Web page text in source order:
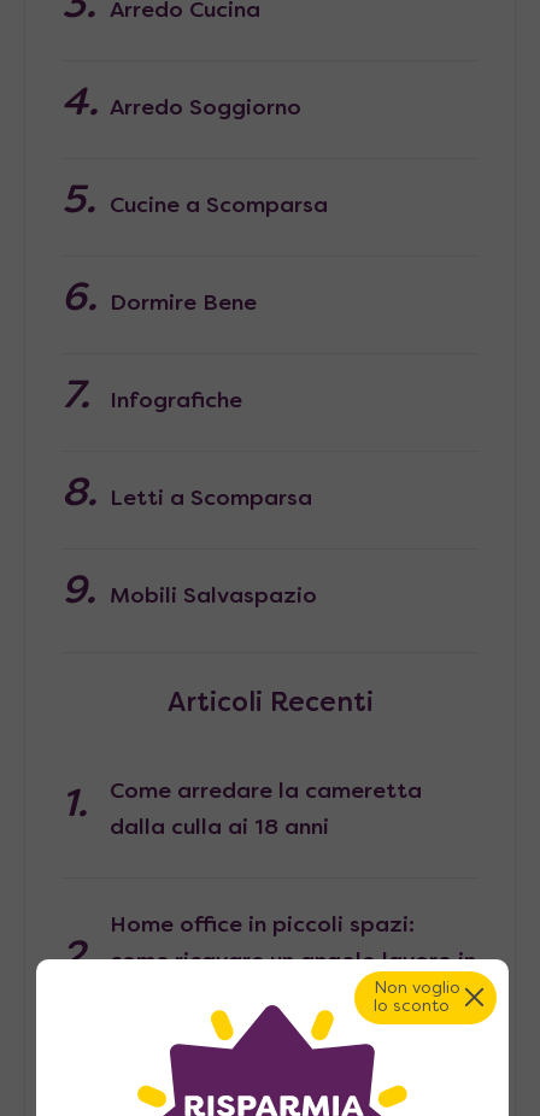
Arredo Cucina
Arredo Soggiorno
Cucine a Scomparsa
Dormire Bene
Infografiche
Letti a Scomparsa
Mobili Salvaspazio
Articoli Recenti
Come arredare la cameretta
dalla culla ai 18 anni
Home office in piccoli spazi:
come ricavare un angolo lavoro in
Pied-à-terre, consigli per
Non voglio
lo sconto